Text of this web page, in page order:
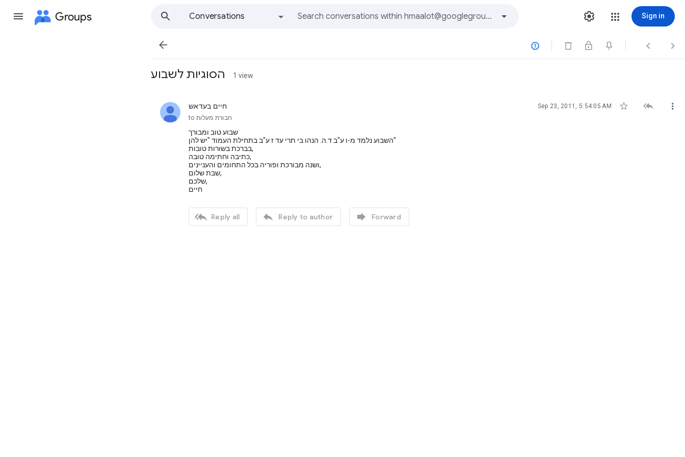
Groups
Conversations
Sign in
   
הסוגיות לשבוע 1 view
חיים בעדאש
unread, Sep 23, 2011, 5:54:05 AM   
to חבורת מעלות
שבוע טוב ומבורך
השבוע נלמד מ-ו ע"ב ד.ה. הנהו בי תרי עד ז ע"ב בתחילת העמוד "יש להן"
בברכת בשורות טובות,
כתיבה וחתימה טובה,
ושנה מבורכת ופוריה בכל התחומים והעניינים,
שבת שלום,
שלכם,
חיים
 Reply all  Reply to author  Forward